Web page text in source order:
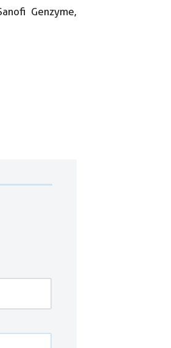
Genzyme,